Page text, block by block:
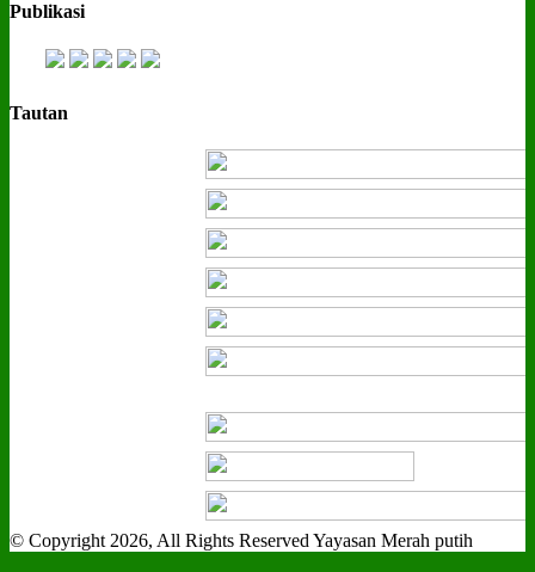
Publikasi
Tautan
© Copyright 2026, All Rights Reserved Yayasan Merah putih